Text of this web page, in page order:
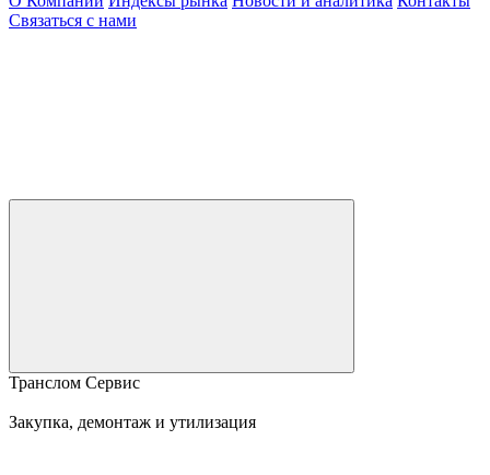
Связаться с нами
Транслом Сервис
Закупка, демонтаж и утилизация